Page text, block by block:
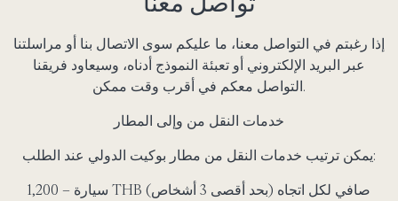
إذا رغبتم في التواصل معنا، ما عليكم سوى الاتصال بنا أو مراسلتنا
عبر البريد الإلكتروني أو تعبئة النموذج أدناه، وسيعاود فريقنا
التواصل معكم في أقرب وقت ممكن.
خدمات النقل من وإلى المطار
يمكن ترتيب خدمات النقل من مطار بوكيت الدولي عند الطلب:
سيارة – 1,200
THB صافي لكل اتجاه (بحد أقصى 3 أشخاص)